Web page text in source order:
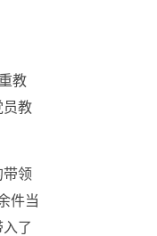
教
员教
领
件当
了